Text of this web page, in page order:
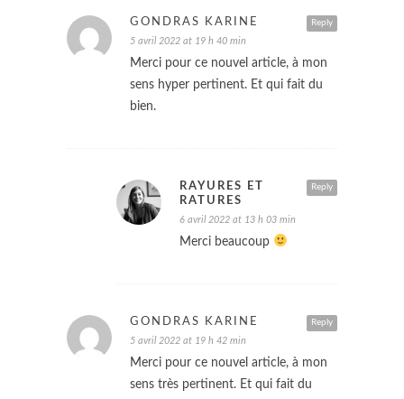
Reply
GONDRAS KARINE
5 avril 2022 at 19 h 40 min
Merci pour ce nouvel article, à mon
sens hyper pertinent. Et qui fait du
bien.
Reply
RAYURES ET
RATURES
6 avril 2022 at 13 h 03 min
Merci beaucoup
Reply
GONDRAS KARINE
5 avril 2022 at 19 h 42 min
Merci pour ce nouvel article, à mon
sens très pertinent. Et qui fait du